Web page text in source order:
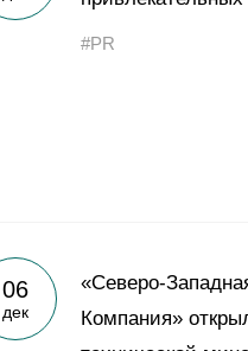
#PR
06
дек
«Северо-
Компания»